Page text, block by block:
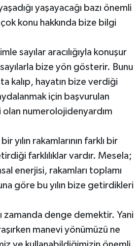
yaşayacağı bazı önemli
konu hakkında bize bilgi
sayılar aracılığıyla konuşur
bize yön gösterir. Bunu
kalıp, hayatın bize verdiği
için başvurulan
numerolojidenyardım
yılın rakamlarının farklı bir
farklılıklar vardır. Mesela;
enerjisi, rakamları toplamı
göre bu yılın bize getirdikleri
zamanda denge demektir. Yani
manevi yönümüzü ne